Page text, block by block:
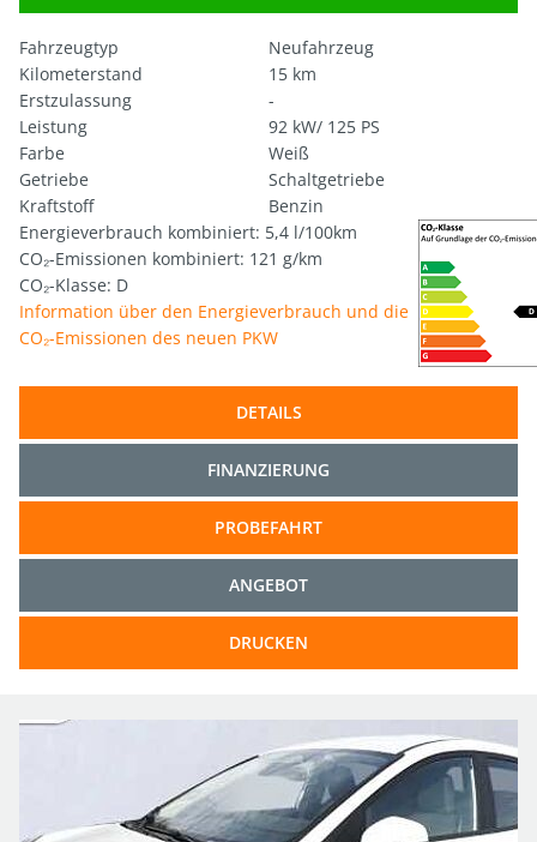
Fahrzeugtyp
Neufahrzeug
Kilometerstand
15 km
Erstzulassung
-
Leistung
92 kW/ 125 PS
Farbe
Weiß
Getriebe
Schaltgetriebe
Kraftstoff
Benzin
Energieverbrauch kombiniert: 5,4 l/100km
CO₂-Emissionen kombiniert: 121 g/km
CO₂-Klasse: D
Information über den Energieverbrauch und die
CO₂-Emissionen des neuen PKW
DETAILS
FINANZIERUNG
PROBEFAHRT
ANGEBOT
DRUCKEN